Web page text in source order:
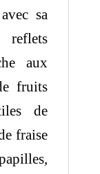
sa
aux
fruits
de
fraise